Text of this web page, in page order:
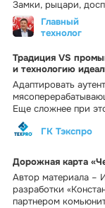
Замки, рыцари,
Главный
технолог
Традиция VS
и технологию
Адаптировать
Еще сложнее при
ГК Тэкспро
Дорожная карта
Автор материала –
разработки
партнером